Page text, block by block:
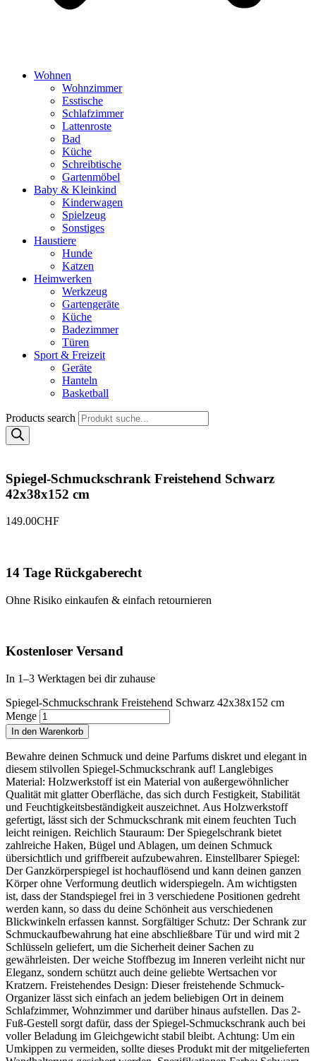
Wohnen
Wohnzimmer
Esstische
Schlafzimmer
Lattenroste
Bad
Küche
Schreibtische
Gartenmöbel
Baby & Kleinkind
Kinderwagen
Spielzeug
Sonstiges
Haustiere
Hunde
Katzen
Heimwerken
Werkzeug
Gartengeräte
Küche
Badezimmer
Türen
Sport & Freizeit
Geräte
Hanteln
Basketball
Products search
Spiegel-Schmuckschrank Freistehend Schwarz
42x38x152 cm
149.00CHF
14 Tage Rückgaberecht
Ohne Risiko einkaufen & einfach retournieren
Kostenloser Versand
In 1–3 Werktagen bei dir zuhause
Spiegel-Schmuckschrank Freistehend Schwarz 42x38x152 cm
Menge
In den Warenkorb
Bewahre deinen Schmuck und deine Parfums diskret und elegant in
diesem stilvollen Spiegel-Schmuckschrank auf! Langlebiges
Material: Holzwerkstoff ist ein Material von außergewöhnlicher
Qualität mit glatter Oberfläche, das sich durch Festigkeit, Stabilität
und Feuchtigkeitsbeständigkeit auszeichnet. Aus Holzwerkstoff
gefertigt, lässt sich der Schmuckschrank mit einem feuchten Tuch
leicht reinigen. Reichlich Stauraum: Der Spiegelschrank bietet
zahlreiche Haken, Bügel und Ablagen, um deinen Schmuck
übersichtlich und griffbereit aufzubewahren. Einstellbarer Spiegel:
Der Ganzkörperspiegel ist hochauflösend und kann deinen ganzen
Körper ohne Verformung deutlich widerspiegeln. Am wichtigsten
ist, dass der Standspiegel frei in 3 verschiedene Positionen gedreht
werden kann, so dass du deine Schönheit aus verschiedenen
Blickwinkeln erfassen kannst. Sorgfältiger Schutz: Der Schrank zur
Schmuckaufbewahrung hat eine abschließbare Tür und wird mit 2
Schlüsseln geliefert, um die Sicherheit deiner Sachen zu
gewährleisten. Der weiche Stoffbezug im Inneren verleiht nicht nur
Eleganz, sondern schützt auch deine geliebte Wertsachen vor
Kratzern. Freistehendes Design: Dieser freistehende Schmuck-
Organizer lässt sich einfach an jedem beliebigen Ort in deinem
Schlafzimmer, Wohnzimmer und darüber hinaus aufstellen. Das 2-
Fuß-Gestell sorgt dafür, dass der Spiegel-Schmuckschrank auch bei
voller Beladung im Gleichgewicht stabil bleibt. Achtung: Um ein
Umkippen zu vermeiden, sollte dieses Produkt mit der mitgelieferten